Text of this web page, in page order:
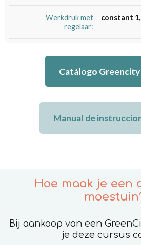
Werkdruk met
regelaar:
constant
Catálogo Greencity
Manual de
Hoe maak je een
Bij aankoop van een
je deze cursus